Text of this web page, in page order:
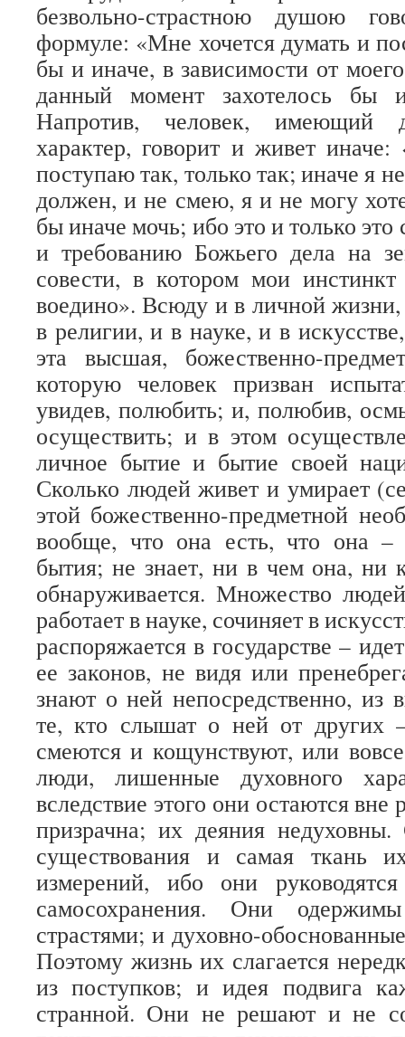
безвольно-страстною душою
формуле: «Мне хочется думать и
бы и иначе, в зависимости от
данный момент захотелось бы
Напротив, человек, имеющий
характер, говорит и живет
поступаю так, только так; иначе я
должен, и не смею, я и не могу
бы иначе мочь; ибо это и только это
и требованию Божьего дела на
совести, в котором мои
воедино». Всюду и в личной
в религии, и в науке, и в
эта высшая, божественно-
которую человек призван
увидев, полюбить; и, полюбив,
осуществить; и в этом
личное бытие и бытие своей
Сколько людей живет и умирает
этой божественно-предметной
вообще, что она есть, что она –
бытия; не знает, ни в чем она, ни
обнаруживается. Множество
работает в науке, сочиняет в
распоряжается в государстве –
ее законов, не видя или
знают о ней непосредственно, из
те, кто слышат о ней от других
смеются и кощунствуют, или
люди, лишенные духовного
вследствие этого они остаются
призрачна; их деяния
существования и самая ткань
измерений, ибо они
самосохранения. Они
страстями; и духовно-
Поэтому жизнь их слагается
из поступков; и идея подвига
странной. Они не решают и не